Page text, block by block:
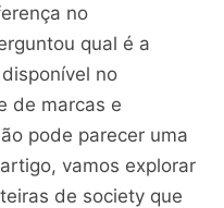
no
qual é a
no
de marcas e
pode parecer uma
vamos explorar
de society que